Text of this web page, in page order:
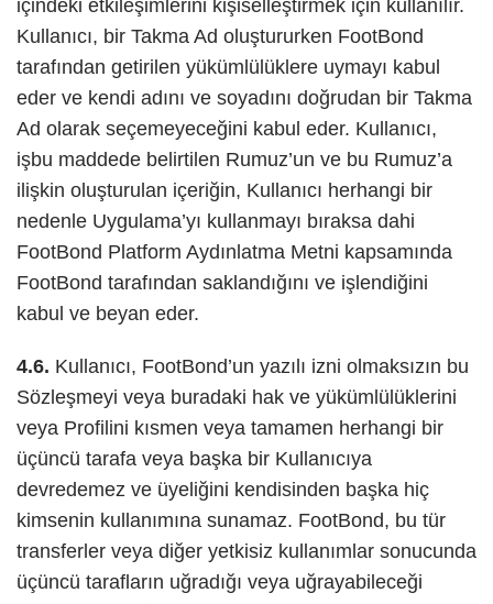
içindeki etkileşimlerini kişiselleştirmek için kullanılır.
Kullanıcı, bir Takma Ad oluştururken FootBond
tarafından getirilen yükümlülüklere uymayı kabul
eder ve kendi adını ve soyadını doğrudan bir Takma
Ad olarak seçemeyeceğini kabul eder. Kullanıcı,
işbu maddede belirtilen Rumuz’un ve bu Rumuz’a
ilişkin oluşturulan içeriğin, Kullanıcı herhangi bir
nedenle Uygulama’yı kullanmayı bıraksa dahi
FootBond Platform Aydınlatma Metni kapsamında
FootBond tarafından saklandığını ve işlendiğini
kabul ve beyan eder.
4.6. Kullanıcı, FootBond’un yazılı izni olmaksızın bu
Sözleşmeyi veya buradaki hak ve yükümlülüklerini
veya Profilini kısmen veya tamamen herhangi bir
üçüncü tarafa veya başka bir Kullanıcıya
devredemez ve üyeliğini kendisinden başka hiç
kimsenin kullanımına sunamaz. FootBond, bu tür
transferler veya diğer yetkisiz kullanımlar sonucunda
üçüncü tarafların uğradığı veya uğrayabileceği